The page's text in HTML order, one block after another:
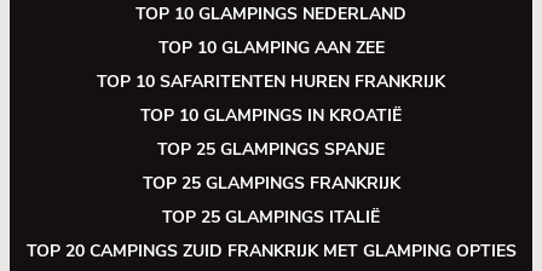
TOP 10 GLAMPINGS NEDERLAND
TOP 10 GLAMPING AAN ZEE
TOP 10 SAFARITENTEN HUREN FRANKRIJK
TOP 10 GLAMPINGS IN KROATIË
TOP 25 GLAMPINGS SPANJE
TOP 25 GLAMPINGS FRANKRIJK
TOP 25 GLAMPINGS ITALIË
TOP 20 CAMPINGS ZUID FRANKRIJK MET GLAMPING OPTIES